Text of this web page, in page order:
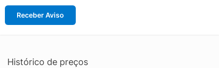
criar o seu lugar favorito do mundo. Descubra os produtos
Home Style e viva bem com estilo! Camicado, casa com o seu
estilo.
Receber Aviso
Histórico de preços